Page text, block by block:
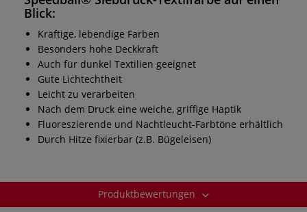
Blick:
Kräftige, lebendige Farben
Besonders hohe Deckkraft
Auch für dunkel Textilien geeignet
Gute Lichtechtheit
Leicht zu verarbeiten
Nach dem Druck eine weiche, griffige Haptik
Fluoreszierende und Nachtleucht-Farbtöne erhältlich
Durch Hitze fixierbar (z.B. Bügeleisen)
Produktbewertungen